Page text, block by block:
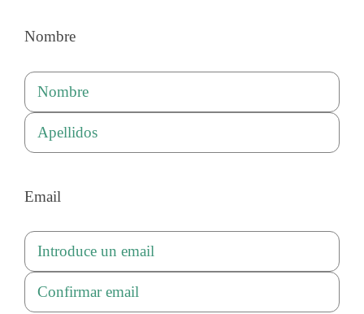
Nombre
Nombre
Email
Introduce
un